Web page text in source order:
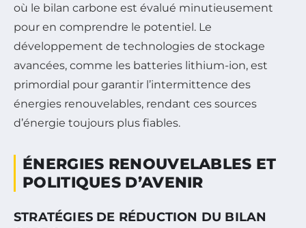
où le bilan carbone est évalué minutieusement
pour en comprendre le potentiel. Le
développement de technologies de stockage
avancées, comme les batteries lithium-ion, est
primordial pour garantir l’intermittence des
énergies renouvelables, rendant ces sources
d’énergie toujours plus fiables.
ÉNERGIES RENOUVELABLES ET
POLITIQUES D’AVENIR
STRATÉGIES DE RÉDUCTION DU BILAN